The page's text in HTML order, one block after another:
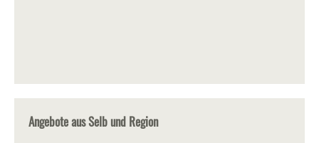
Angebote aus Selb und Region